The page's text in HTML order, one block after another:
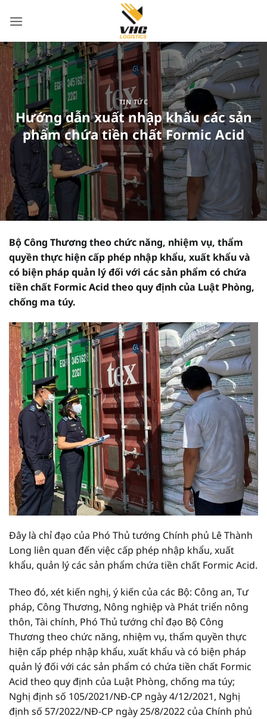
qua
dung
TIN TỨC
Hướng dẫn xuất nhập khẩu các sản
phẩm chứa tiền chất Formic Acid
Bộ Công Thương theo chức năng, nhiệm vụ, thẩm
quyền thực hiện cấp phép nhập khẩu, xuất khẩu và
có biện pháp quản lý đối với các sản phẩm có chứa
tiền chất Formic Acid theo quy định của Luật Phòng,
chống ma túy.
Đây là chỉ đạo của Phó Thủ tướng Chính phủ Lê Thành
Long liên quan đến việc cấp phép nhập khẩu, xuất
khẩu, quản lý các sản phẩm chứa tiền chất Formic Acid.
Theo đó, xét kiến nghị, ý kiến của các Bộ: Công an, Tư
pháp, Công Thương, Nông nghiệp và Phát triển nông
thôn, Tài chính, Phó Thủ tướng chỉ đạo Bộ Công
Thương theo chức năng, nhiệm vụ, thẩm quyền thực
hiện cấp phép nhập khẩu, xuất khẩu và có biện pháp
quản lý đối với các sản phẩm có chứa tiền chất Formic
Acid theo quy định của Luật Phòng, chống ma túy;
Nghị định số 105/2021/NĐ-CP ngày 4/12/2021, Nghị
định số 57/2022/NĐ-CP ngày 25/8/2022 của Chính phủ